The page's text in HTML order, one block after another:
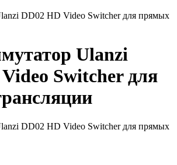
DD02 HD Video Switcher для прямых
Ulanzi
Switcher для
DD02 HD Video Switcher для прямых